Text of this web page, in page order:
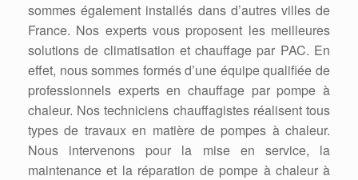
sommes également installés dans d’autres villes de
France. Nos experts vous proposent les meilleures
solutions de climatisation et chauffage par PAC. En
effet, nous sommes formés d’une équipe qualifiée de
professionnels experts en chauffage par pompe à
chaleur. Nos techniciens chauffagistes réalisent tous
types de travaux en matière de pompes à chaleur.
Nous intervenons pour la mise en service, la
maintenance et la réparation de pompe à chaleur à